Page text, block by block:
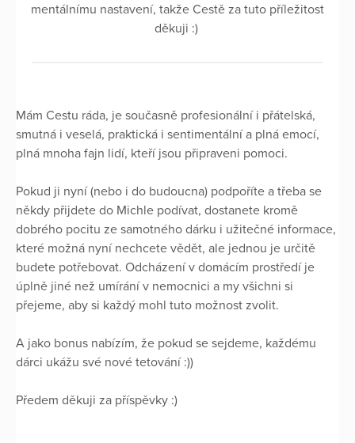
mentálnímu nastavení, takže Cestě za tuto příležitost
děkuji :)
Mám Cestu ráda, je současně profesionální i přátelská,
smutná i veselá, praktická i sentimentální a plná emocí,
plná mnoha fajn lidí, kteří jsou připraveni pomoci.
Pokud ji nyní (nebo i do budoucna) podpoříte a třeba se
někdy přijdete do Michle podívat, dostanete kromě
dobrého pocitu ze samotného dárku i užitečné informace,
které možná nyní nechcete vědět, ale jednou je určitě
budete potřebovat. Odcházení v domácím prostředí je
úplně jiné než umírání v nemocnici a my všichni si
přejeme, aby si každý mohl tuto možnost zvolit.
A jako bonus nabízím, že pokud se sejdeme, každému
dárci ukážu své nové tetování :))
Předem děkuji za příspěvky :)